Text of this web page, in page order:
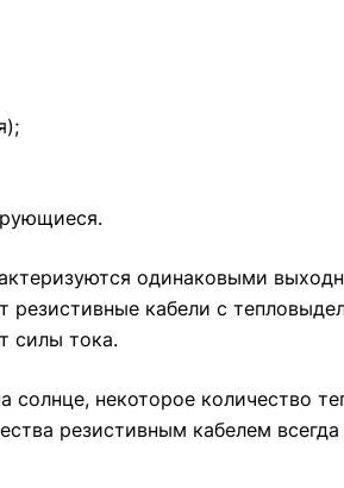
одинаковыми
резистивные кабели c
силы тока.
некоторое количество
резистивным кабелем всегда